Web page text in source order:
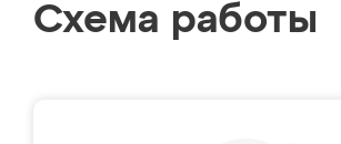
Схема работы